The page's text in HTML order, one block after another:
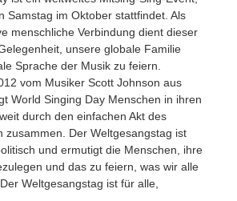
Samstag im Oktober stattfindet. Als
menschliche Verbindung dient dieser
unsere globale Familie
Sprache der Musik zu feiern.
vom Musiker Scott Johnson aus
World Singing Day Menschen in ihren
durch den einfachen Akt des
zusammen. Der Weltgesangstag ist
und ermutigt die Menschen, ihre
und das zu feiern, was wir alle
Weltgesangstag ist für alle,